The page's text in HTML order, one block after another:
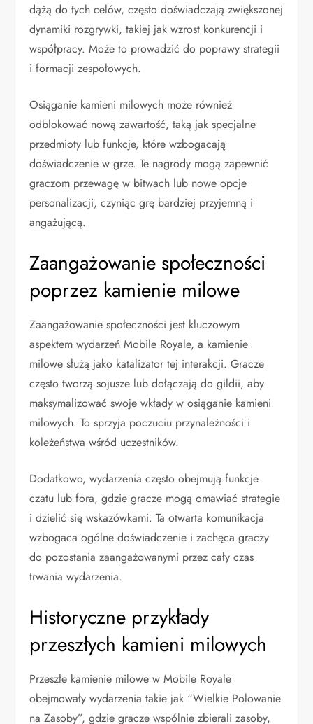
dążą do tych celów, często doświadczają zwiększonej
dynamiki rozgrywki, takiej jak wzrost konkurencji i
współpracy. Może to prowadzić do poprawy strategii
i formacji zespołowych.
Osiąganie kamieni milowych może również
odblokować nową zawartość, taką jak specjalne
przedmioty lub funkcje, które wzbogacają
doświadczenie w grze. Te nagrody mogą zapewnić
graczom przewagę w bitwach lub nowe opcje
personalizacji, czyniąc grę bardziej przyjemną i
angażującą.
Zaangażowanie społeczności
poprzez kamienie milowe
Zaangażowanie społeczności jest kluczowym
aspektem wydarzeń Mobile Royale, a kamienie
milowe służą jako katalizator tej interakcji. Gracze
często tworzą sojusze lub dołączają do gildii, aby
maksymalizować swoje wkłady w osiąganie kamieni
milowych. To sprzyja poczuciu przynależności i
koleżeństwa wśród uczestników.
Dodatkowo, wydarzenia często obejmują funkcje
czatu lub fora, gdzie gracze mogą omawiać strategie
i dzielić się wskazówkami. Ta otwarta komunikacja
wzbogaca ogólne doświadczenie i zachęca graczy
do pozostania zaangażowanymi przez cały czas
trwania wydarzenia.
Historyczne przykłady
przeszłych kamieni milowych
Przeszłe kamienie milowe w Mobile Royale
obejmowały wydarzenia takie jak “Wielkie Polowanie
na Zasoby”, gdzie gracze wspólnie zbierali zasoby,